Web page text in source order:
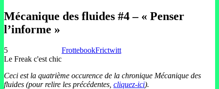
Mécanique des fluides #4 – « Penser
l’informe »
5
Le Freak c'est chic
FrottebookFrictwitt
Ceci est la quatrième occurence de la chronique Mécanique des
fluides (pour relire les précédentes, cliquez-ici).